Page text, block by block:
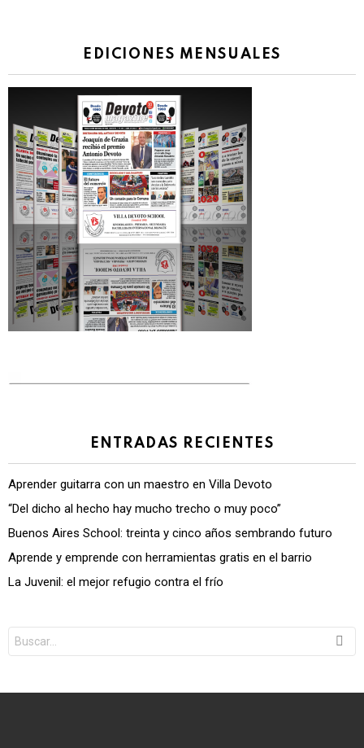
EDICIONES MENSUALES
ENTRADAS RECIENTES
Aprender guitarra con un maestro en Villa Devoto
“Del dicho al hecho hay mucho trecho o muy poco”
Buenos Aires School: treinta y cinco años sembrando futuro
Aprende y emprende con herramientas gratis en el barrio
La Juvenil: el mejor refugio contra el frío
for: